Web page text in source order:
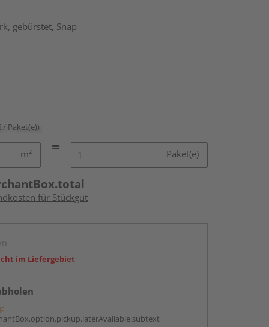
gebürstet, Snap
/ Paket(e))
m² Paket(e)
für Stückgut
im Liefergebiet